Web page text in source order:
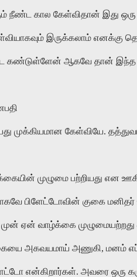
நீண்ட கால கேள்விதான் இது ஒரு
இருக்கலாம் எனக்கு
கண்டுள்ளேன் ஆகவே தான் இந்த
முக்கியமான கேள்வியே.
முழுமை பற்றியது என
பிளேட்டோவின் குகை
ஏன் வாழ்க்கை முழுமையற்றது
அகவயமாய் அணுகி, மனம்
என்கிறார்கள். அவரை ஒரு